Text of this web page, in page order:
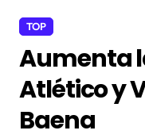
TOP
Aumenta
Atlético y
Baena